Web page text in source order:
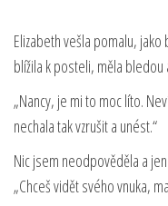
Elizabeth vešla pomalu,
blížila k posteli, měla bledou
„Nancy, je mi to moc líto.
nechala tak vzrušit a unést.“
Nic jsem neodpověděla a
„Chceš vidět svého vnuka,